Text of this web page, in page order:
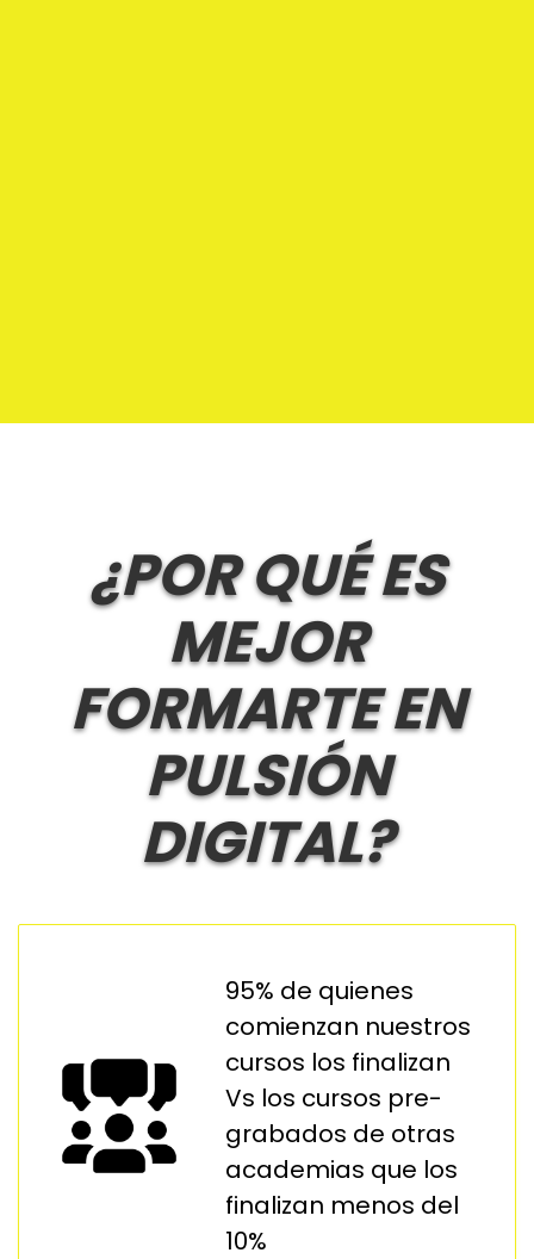
¿POR QUÉ ES
MEJOR
FORMARTE EN
PULSIÓN
DIGITAL?
95% de quienes
comienzan nuestros
cursos los finalizan
Vs los cursos pre-
grabados de otras
academias que los
finalizan menos del
10%